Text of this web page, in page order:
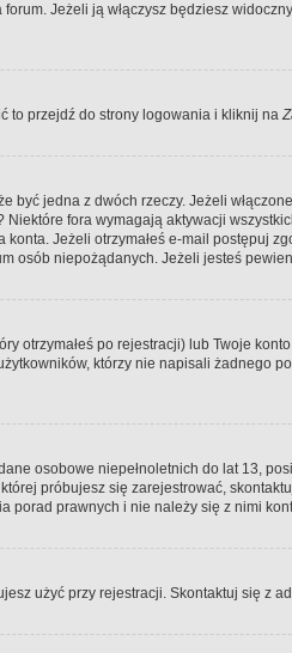
Jeżeli ją włączysz będziesz
to przejdź do strony logowania i kliknij na
jedna z dwóch rzeczy. Jeżeli
fora wymagają aktywacji
Jeżeli otrzymałeś e-mail postępuj
osób niepożądanych. Jeżeli jesteś
otrzymałeś po rejestracji) lub Twoje
którzy nie napisali żadnego
osobowe niepełnoletnich do lat 13,
próbujesz się zarejestrować,
porad prawnych i nie należy się z nimi
użyć przy rejestracji. Skontaktuj się z